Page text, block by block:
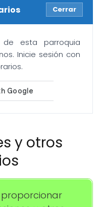
Cerrar
esta parroquia
Inicie sesión con
y otros